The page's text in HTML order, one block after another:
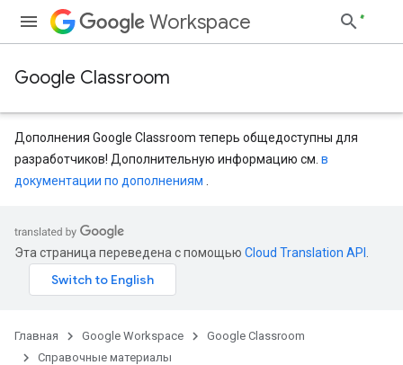
Workspace
Google Classroom
Дополнения Google Classroom теперь общедоступны для
разработчиков! Дополнительную информацию см. в
документации по дополнениям
Эта страница переведена с помощью Cloud Translation API
Главная Google Workspace
Google Classroom
Справочные материалы